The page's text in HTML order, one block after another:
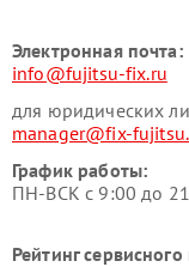
Электронная почта:
info@fujitsu-fix.ru
для юридических
manager@fix-
График работы:
ПН-ВСК с 9:00 до
Рейтинг